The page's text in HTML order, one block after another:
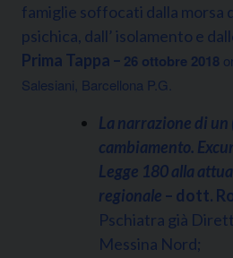
famiglie soffocati dalla morsa
psichica, dall’ isolamento e
Prima Tappa – 26 ottobre 2018
Salesiani, Barcellona P.G.
La narrazione di un
cambiamento.
Legge 180 alla
regionale – dott.
Pschiatra già
Messina Nord;